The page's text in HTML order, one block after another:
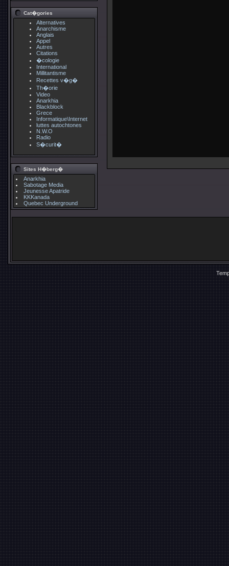
Cat�gories
Alternatives
Anarchisme
Anglais
Appel
Autres
Citations
�cologie
International
Millitantisme
Recettes v�g�
Th�orie
Video
Anarkhia
Blackblock
Grece
Informatique\Internet
luttes autochtones
N.W.O
Radio
S�curit�
Sites H�berg�
Anarkhia
Sabotage Media
Jeunesse Apatride
KKKanada
Quebec Underground